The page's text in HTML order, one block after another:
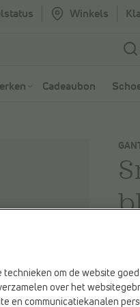
Winkels
Cadeaubon
om de website
over het
en communicatiekanalen